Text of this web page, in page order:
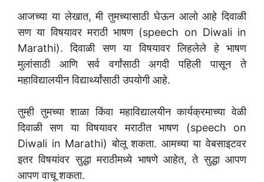
आजच्या या लेखात, मी तुमच्यासाठी घेऊन आलो आहे दिवाळी
सण या विषयावर मराठी भाषण (speech on Diwali in
Marathi). दिवाळी सण या विषयावर लिहलेले हे भाषण
मुलांसाठी आणि सर्व वर्गांसाठी अगदी पहिली पासून ते
महाविद्यालयीन विद्यार्थ्यांसाठी उपयोगी आहे.
तुम्ही तुमच्या शाळा किंवा महाविद्यालयीन कार्यक्रमाच्या वेळी
दिवाळी सण या विषयावर मराठीत भाषण (speech on
Diwali in Marathi) बोलू शकता. आमच्या या वेबसाइटवर
इतर विषयांवर सुद्धा मराठीमध्ये भाषणे आहेत, ते सुद्धा आपण
आपण वाचू शकता.